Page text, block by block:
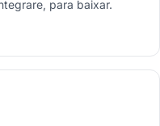
para baixar.